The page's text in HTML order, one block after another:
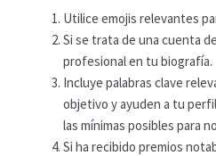
Utilice emojis relevantes
Si se trata de una cuenta
profesional en tu biografía.
Incluye palabras clave
objetivo y ayuden a tu
las mínimas posibles para
Si ha recibido premios